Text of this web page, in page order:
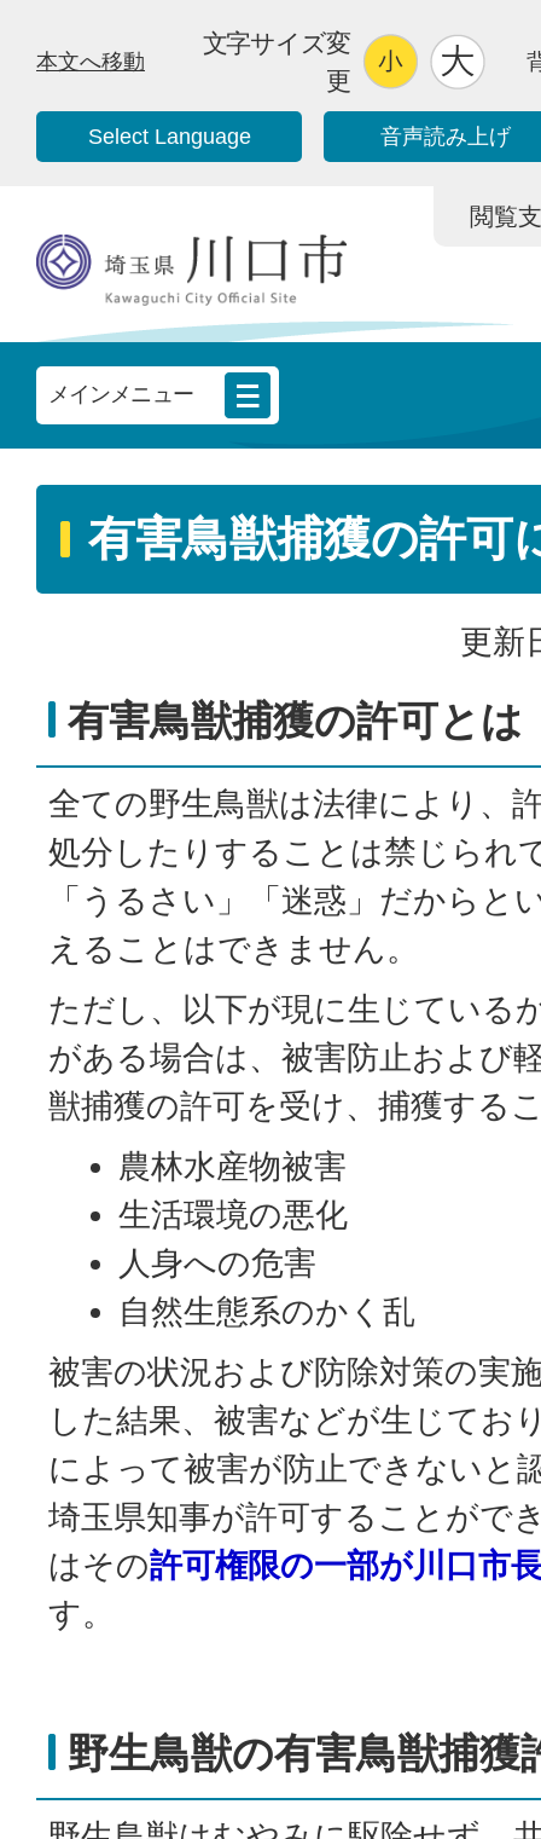
本文へ移動
文字サイズ変
更
Select Language 音声読み上げ
閲覧
メインメニュー
有害鳥獣捕獲の許可
更新
有害鳥獣捕獲の許可とは
全ての野生鳥獣は法律により、
処分したりすることは禁じられ
「うるさい」「迷惑」だからと
えることはできません。
ただし、以下が現に生じている
がある場合は、被害防止および
獣捕獲の許可を受け、捕獲する
農林水産物被害
生活環境の悪化
人身への危害
自然生態系のかく乱
被害の状況および防除対策の実
した結果、被害などが生じてお
によって被害が防止できないと
埼玉県知事が許可することがで
はその許可権限の一部が川口市
す。
野生鳥獣の有害鳥獣捕獲